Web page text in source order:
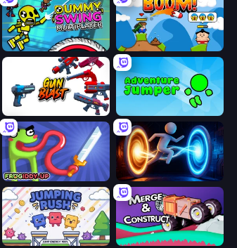
Crazy Dummy Swing Multiplayer Boom!
Adventure Jumper
Frogiddy Portal Escape
Jumping Rush Merge & Construct